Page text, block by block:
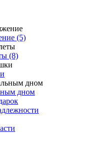
(5)
(8)
дном